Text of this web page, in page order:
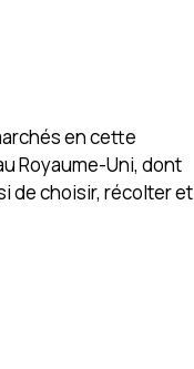
en cette
Royaume-Uni, dont
de choisir, récolter et